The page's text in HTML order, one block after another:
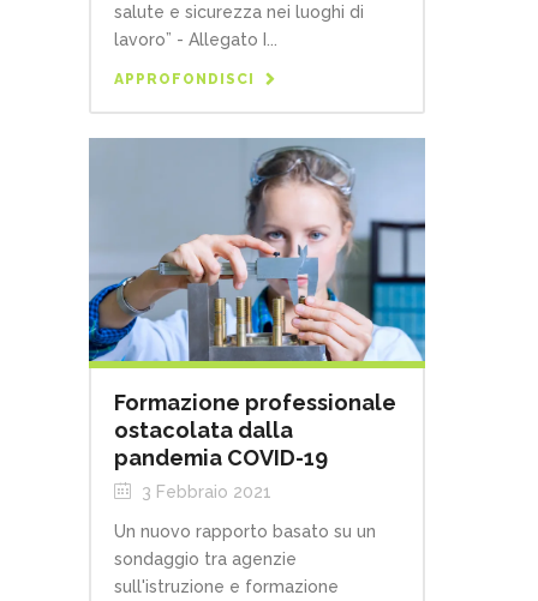
salute e sicurezza nei luoghi di
lavoro” - Allegato I...
APPROFONDISCI
Formazione professionale
ostacolata dalla
pandemia COVID-19
3 Febbraio 2021
Un nuovo rapporto basato su un
sondaggio tra agenzie
sull'istruzione e formazione